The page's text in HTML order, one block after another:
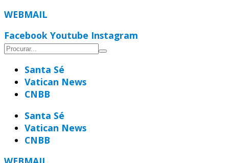
WEBMAIL
Facebook Youtube Instagram
Santa Sé
Vatican News
CNBB
Santa Sé
Vatican News
CNBB